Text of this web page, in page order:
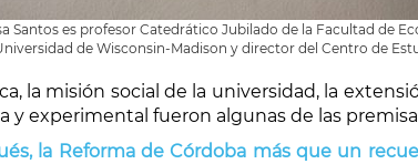
Santos es profesor Catedrático Jubilado de la Facultad de
de Wisconsin-Madison y director del Centro de
la misión social de la universidad, la
y experimental fueron algunas de las
la Reforma de Córdoba más que un